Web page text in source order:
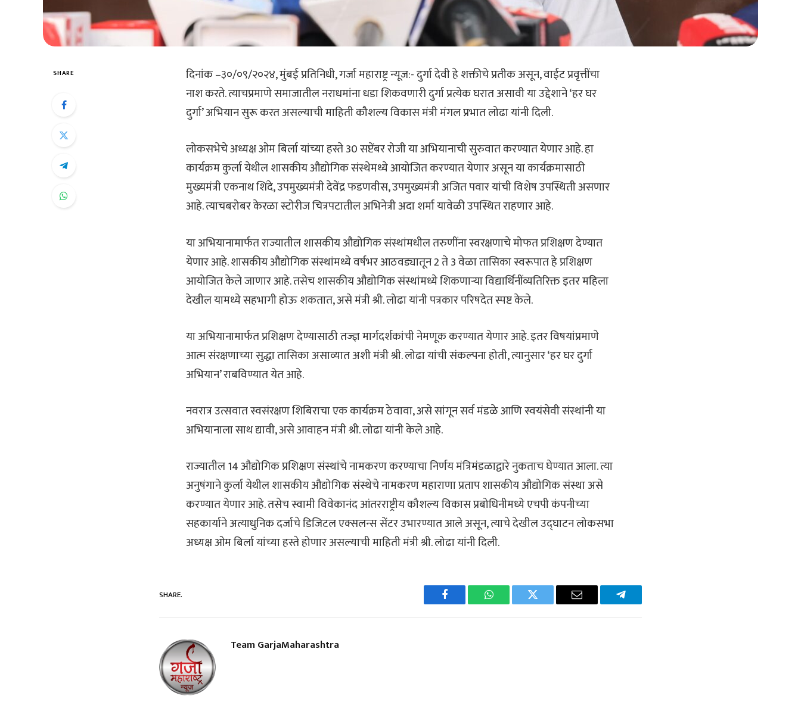
SHARE
दिनांक –३०/०९/२०२४, मुंबई प्रतिनिधी, गर्जा महाराष्ट्र न्यूज:- दुर्गा देवी हे शक्तीचे प्रतीक असून, वाईट प्रवृत्तींचा
नाश करते. त्याचप्रमाणे समाजातील नराधमांना धडा शिकवणारी दुर्गा प्रत्येक घरात असावी या उद्देशाने ‘हर घर
दुर्गा’ अभियान सुरू करत असल्याची माहिती कौशल्य विकास मंत्री मंगल प्रभात लोढा यांनी दिली.
लोकसभेचे अध्यक्ष ओम बिर्ला यांच्या हस्ते 30 सप्टेंबर रोजी या अभियानाची सुरुवात करण्यात येणार आहे. हा
कार्यक्रम कुर्ला येथील शासकीय औद्योगिक संस्थेमध्ये आयोजित करण्यात येणार असून या कार्यक्रमासाठी
मुख्यमंत्री एकनाथ शिंदे, उपमुख्यमंत्री देवेंद्र फडणवीस, उपमुख्यमंत्री अजित पवार यांची विशेष उपस्थिती असणार
आहे. त्याचबरोबर केरळा स्टोरीज चित्रपटातील अभिनेत्री अदा शर्मा यावेळी उपस्थित राहणार आहे.
या अभियानामार्फत राज्यातील शासकीय औद्योगिक संस्थांमधील तरुणींना स्वरक्षणाचे मोफत प्रशिक्षण देण्यात
येणार आहे. शासकीय औद्योगिक संस्थांमध्ये वर्षभर आठवड्यातून 2 ते 3 वेळा तासिका स्वरूपात हे प्रशिक्षण
आयोजित केले जाणार आहे. तसेच शासकीय औद्योगिक संस्थांमध्ये शिकणाऱ्या विद्यार्थिनींव्यतिरिक्त इतर महिला
देखील यामध्ये सहभागी होऊ शकतात, असे मंत्री श्री. लोढा यांनी पत्रकार परिषदेत स्पष्ट केले.
या अभियानामार्फत प्रशिक्षण देण्यासाठी तज्ज्ञ मार्गदर्शकांची नेमणूक करण्यात येणार आहे. इतर विषयांप्रमाणे
आत्म संरक्षणाच्या सुद्धा तासिका असाव्यात अशी मंत्री श्री. लोढा यांची संकल्पना होती, त्यानुसार ‘हर घर दुर्गा
अभियान’ राबविण्यात येत आहे.
नवरात्र उत्सवात स्वसंरक्षण शिबिराचा एक कार्यक्रम ठेवावा, असे सांगून सर्व मंडळे आणि स्वयंसेवी संस्थांनी या
अभियानाला साथ द्यावी, असे आवाहन मंत्री श्री. लोढा यांनी केले आहे.
राज्यातील 14 औद्योगिक प्रशिक्षण संस्थांचे नामकरण करण्याचा निर्णय मंत्रिमंडळाद्वारे नुकताच घेण्यात आला. त्या
अनुषंगाने कुर्ला येथील शासकीय औद्योगिक संस्थेचे नामकरण महाराणा प्रताप शासकीय औद्योगिक संस्था असे
करण्यात येणार आहे. तसेच स्वामी विवेकानंद आंतरराष्ट्रीय कौशल्य विकास प्रबोधिनीमध्ये एचपी कंपनीच्या
सहकार्याने अत्याधुनिक दर्जाचे डिजिटल एक्सलन्स सेंटर उभारण्यात आले असून, त्याचे देखील उद्घाटन लोकसभा
अध्यक्ष ओम बिर्ला यांच्या हस्ते होणार असल्याची माहिती मंत्री श्री. लोढा यांनी दिली.
SHARE.
Facebook WhatsAppTwitter Email Telegram
Team GarjaMaharashtra